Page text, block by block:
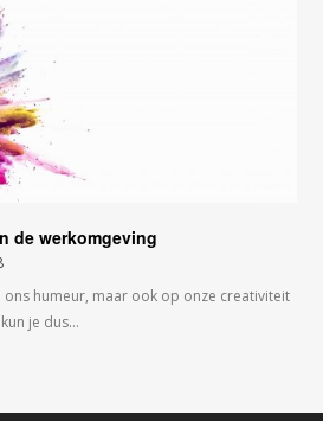
de werkomgeving
humeur, maar ook op onze creativiteit
je dus…